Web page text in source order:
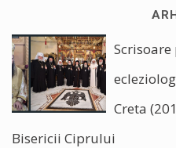
Creta
Bisericii Ciprului